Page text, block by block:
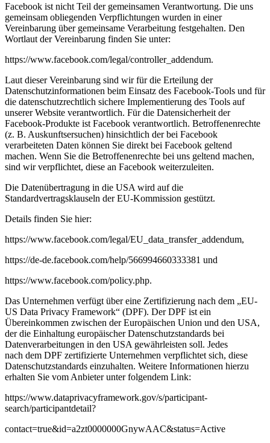
Facebook ist nicht Teil der gemeinsamen Verantwortung. Die uns
gemeinsam obliegenden Verpflichtungen wurden in einer
Vereinbarung über gemeinsame Verarbeitung festgehalten. Den
Wortlaut derVereinbarung finden Sie unter:
https://www.facebook.com/legal/controller_addendum.
Laut dieser Vereinbarung sind wir für die Erteilung der
Datenschutzinformationen beim Einsatz des Facebook-Tools und für
die datenschutzrechtlich sichere Implementierung des Tools auf
unserer Website verantwortlich. Für die Datensicherheit der
Facebook-Produkte ist Facebook verantwortlich. Betroffenenrechte
(z. B. Auskunftsersuchen) hinsichtlich der bei Facebook
verarbeiteten Daten können Sie direkt bei Facebook geltend
machen. Wenn Sie die Betroffenenrechte bei uns geltend machen,
sind wir verpflichtet, diese an Facebook weiterzuleiten.
Die Datenübertragung in die USA wird auf die
Standardvertragsklauseln der EU-Kommission gestützt.
Details finden Sie hier:
https://www.facebook.com/legal/EU_data_transfer_addendum,
https://de-de.facebook.com/help/566994660333381 und
https://www.facebook.com/policy.php.
Das Unternehmen verfügt über eine Zertifizierung nach dem „EU-
US Data Privacy Framework“ (DPF). DerDPF ist ein
Übereinkommen zwischen der Europäischen Union und den USA,
der die Einhaltung europäischer Datenschutzstandards bei
Datenverarbeitungen in den USA gewährleisten soll. Jedes
nach dem DPF zertifizierte Unternehmen verpflichtet sich, diese
Datenschutzstandards einzuhalten. Weitere Informationen hierzu
erhalten Sie vom Anbieter unter folgendem Link:
https://www.dataprivacyframework.gov/s/participant-
search/participantdetail?
contact=true&id=a2zt0000000GnywAAC&status=Active